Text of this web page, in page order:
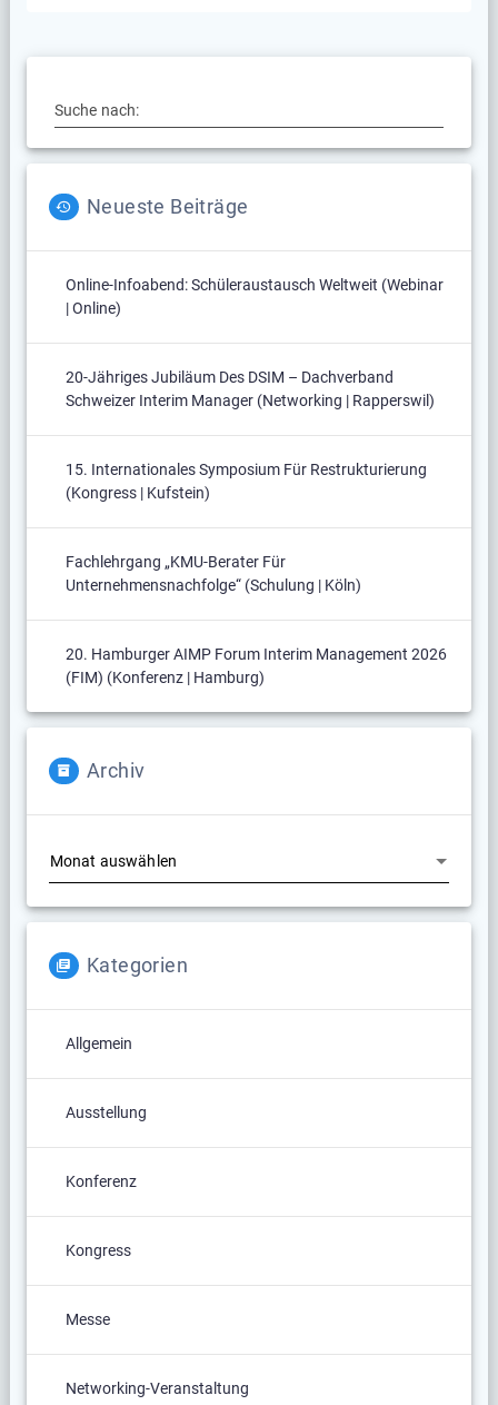
Suche nach:
Neueste Beiträge
Online-Infoabend: Schüleraustausch Weltweit (Webinar
| Online)
20-Jähriges Jubiläum Des DSIM – Dachverband
Schweizer Interim Manager (Networking | Rapperswil)
15. Internationales Symposium Für Restrukturierung
(Kongress | Kufstein)
Fachlehrgang „KMU-Berater Für
Unternehmensnachfolge“ (Schulung | Köln)
20. Hamburger AIMP Forum Interim Management 2026
(FIM) (Konferenz | Hamburg)
Archiv
Kategorien
Allgemein
Ausstellung
Konferenz
Kongress
Messe
Networking-Veranstaltung